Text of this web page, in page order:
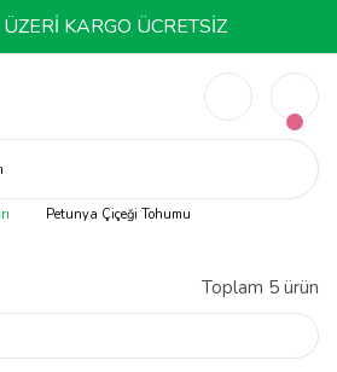
KARGO ÜCRETSİZ
Petunya Çiçeği Tohumu
Toplam 5 ürün